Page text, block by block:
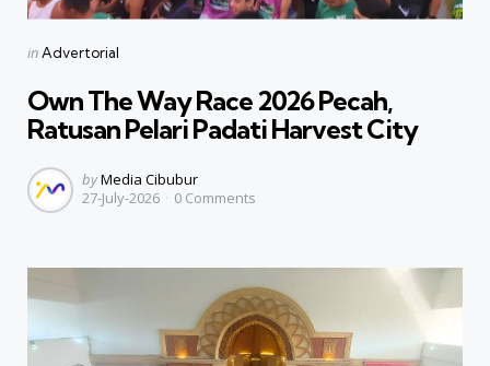
Categories
Posted
inAdvertorial
Own The Way Race 2026 Pecah,
Ratusan Pelari Padati Harvest City
Posted
by
byMedia Cibubur
27-July-2026
0 Comments